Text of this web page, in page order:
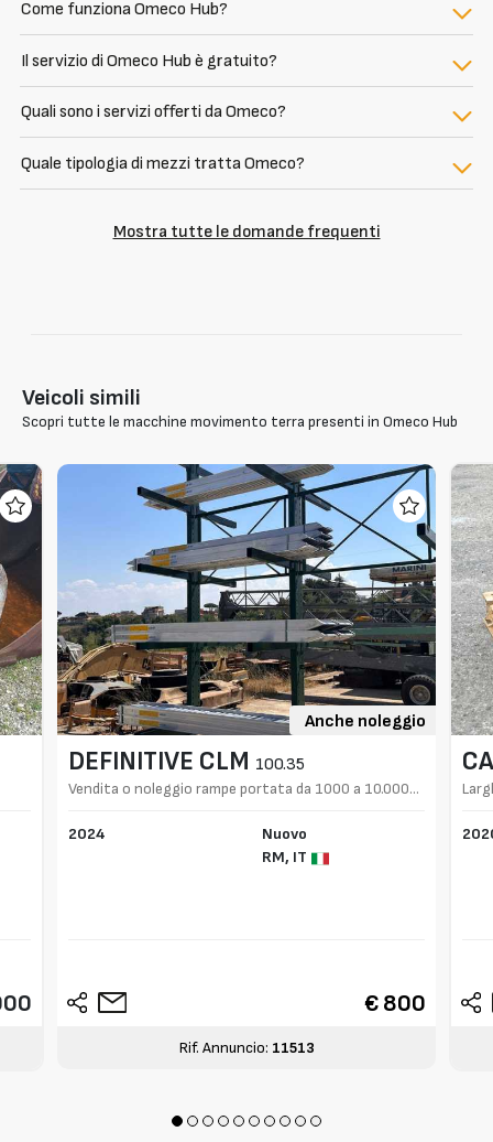
Come funziona Omeco Hub?
Il servizio di Omeco Hub è gratuito?
Quali sono i servizi offerti da Omeco?
Quale tipologia di mezzi tratta Omeco?
Mostra tutte le domande frequenti
Veicoli simili
Scopri tutte le macchine movimento terra presenti in Omeco Hub
Anche noleggio
DEFINITIVE CLM 100.35
Vendita o noleggio rampe portata da 1000 a 10.000
2024
Nuovo
RM, IT
€ 800
Rif. Annuncio: 11513